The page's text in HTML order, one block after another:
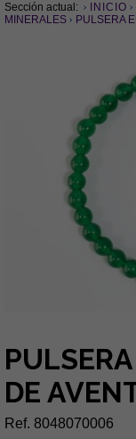
Sección actual: INICIO
MINERALES
PULSERA
DE
Ref. 8048070006